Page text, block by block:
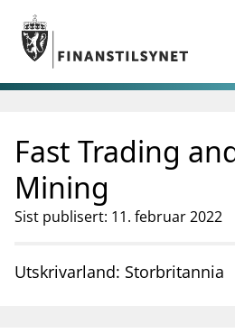
Gå til hovedinnhold
Gå til søkesiden
nettstedet
English
Tilsyn
Aktuelt
Tema
Fast Trading
Mining
Sist publisert: 11. februar 2022
Utskrivarland: Storbritannia